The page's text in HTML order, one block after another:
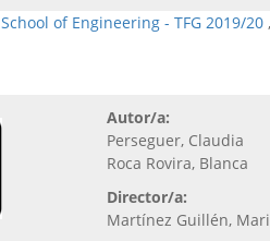
School of Engineering - TFG 2019/20 ,
Autor/a:
Perseguer, Claudia
Roca Rovira, Blanca
Director/a:
Martínez Guillén,